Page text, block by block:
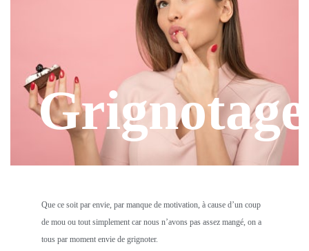
Grignotage
Que ce soit par envie, par manque de motivation, à cause d’un coup
de mou ou tout simplement car nous n’avons pas assez mangé, on a
tous par moment envie de grignoter.